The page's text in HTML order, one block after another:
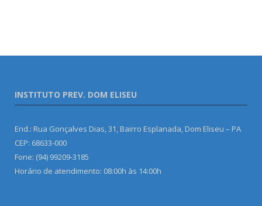
INSTITUTO PREV. DOM ELISEU
End.: Rua Gonçalves Dias, 31, Bairro Esplanada, Dom Eliseu – PA
CEP: 68633-000
Fone: (94) 99209-3185
Horário de atendimento: 08:00h às 14:00h